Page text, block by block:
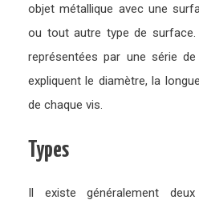
objet métallique avec une
ou tout autre type de surface.
représentées par une série
expliquent le diamètre, la
de chaque vis.
Types
Il existe généralement